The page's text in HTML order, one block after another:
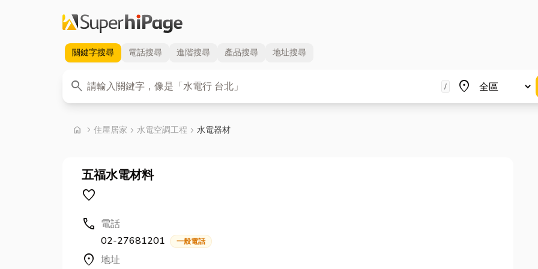
關鍵字搜尋 電話搜尋 進階搜尋 產品搜尋 地址搜尋
search
關鍵字 / place
地區
home chevron_right 首頁
住屋居家 chevron_right 水電空調工程 chevron_right 水電器材
五福水電材料
favorite
call 電話
02-27681201
一般電話
location_on 地址